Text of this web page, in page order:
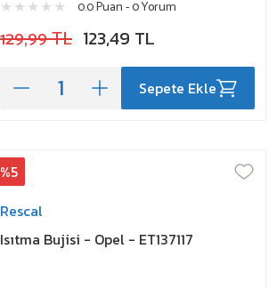
0.0 Puan - 0 Yorum
129,99 TL 123,49 TL
Sepete Ekle
%5
Rescal
Isıtma Bujisi - Opel - ET137117